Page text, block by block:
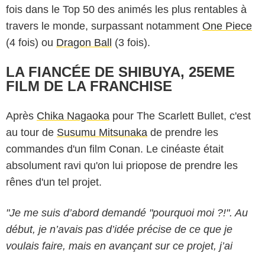
fois dans le Top 50 des animés les plus rentables à
travers le monde, surpassant notamment One Piece
(4 fois) ou Dragon Ball (3 fois).
LA FIANCÉE DE SHIBUYA, 25EME
FILM DE LA FRANCHISE
Après Chika Nagaoka pour The Scarlett Bullet, c'est
au tour de Susumu Mitsunaka de prendre les
commandes d'un film Conan. Le cinéaste était
absolument ravi qu'on lui priopose de prendre les
rênes d'un tel projet.
"Je me suis d’abord demandé "pourquoi moi ?!". Au
début, je n’avais pas d’idée précise de ce que je
voulais faire, mais en avançant sur ce projet, j’ai